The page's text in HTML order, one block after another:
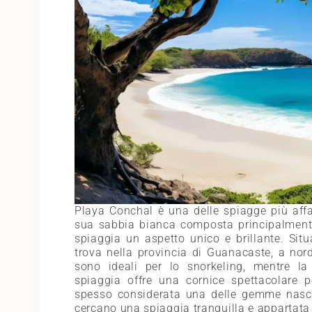
Playa Conchal è una delle spiagge più
sua sabbia bianca composta
spiaggia un aspetto unico e brillante.
trova nella provincia di Guanacaste, a
sono ideali per lo snorkeling, mentre
spiaggia offre una cornice spettacolare
spesso considerata una delle gemme
cercano una spiaggia tranquilla e